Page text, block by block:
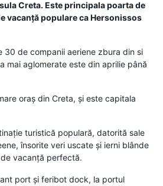
Creta. Este principala poarta de
vacanţă populare ca Hersonissos
30 de companii aeriene zbura din si
mai aglomerate este din aprilie până
oraş din Creta, şi este capitala
turistică populară, datorită sale
însorite veri uscate şi ierni blânde
vacanţă perfectă.
port şi feribot dock, la portul